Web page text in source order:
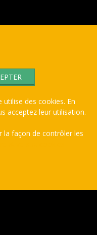
des cookies. En
acceptez leur utilisation.
la façon de contrôler les